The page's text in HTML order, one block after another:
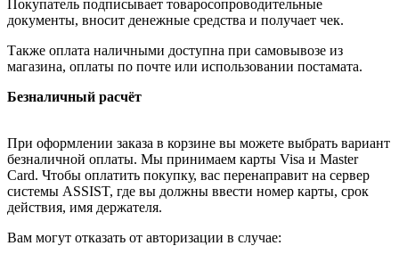
Покупатель подписывает товаросопроводительные
документы, вносит денежные средства и получает чек.
Также оплата наличными доступна при самовывозе из
магазина, оплаты по почте или использовании постамата.
Безналичный расчёт
При оформлении заказа в корзине вы можете выбрать вариант
безналичной оплаты. Мы принимаем карты Visa и Master
Card. Чтобы оплатить покупку, вас перенаправит на сервер
системы ASSIST, где вы должны ввести номер карты, срок
действия, имя держателя.
Вам могут отказать от авторизации в случае: